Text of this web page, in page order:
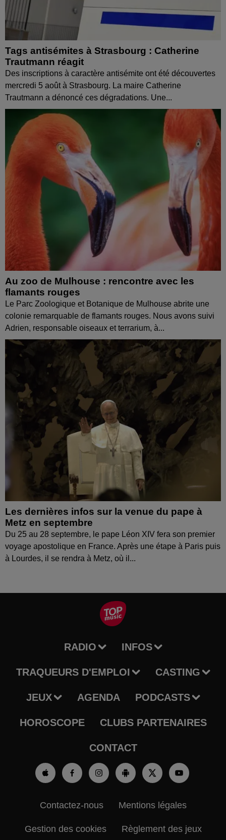
Tags antisémites à Strasbourg : Catherine
Trautmann réagit
Des inscriptions à caractère antisémite ont été découvertes
mercredi 5 août à Strasbourg. La maire Catherine
Trautmann a dénoncé ces dégradations. Une...
Au zoo de Mulhouse : rencontre avec les
flamants rouges
Le Parc Zoologique et Botanique de Mulhouse abrite une
colonie remarquable de flamants rouges. Nous avons suivi
Adrien, responsable oiseaux et terrarium, à...
Les dernières infos sur la venue du pape à
Metz en septembre
Du 25 au 28 septembre, le pape Léon XIV fera son premier
voyage apostolique en France. Après une étape à Paris puis
à Lourdes, il se rendra à Metz, où il...
RADIO INFOS
TRAQUEURS D'EMPLOI CASTING
JEUX AGENDA PODCASTS
HOROSCOPE CLUBS PARTENAIRES
CONTACT
Contactez-nous Mentions légales
Gestion des cookies Règlement des jeux